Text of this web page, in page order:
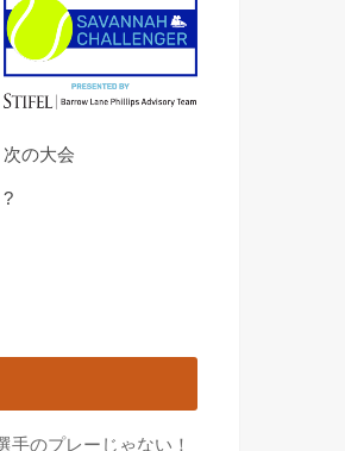
次の大会
?
手のプレーじゃない！